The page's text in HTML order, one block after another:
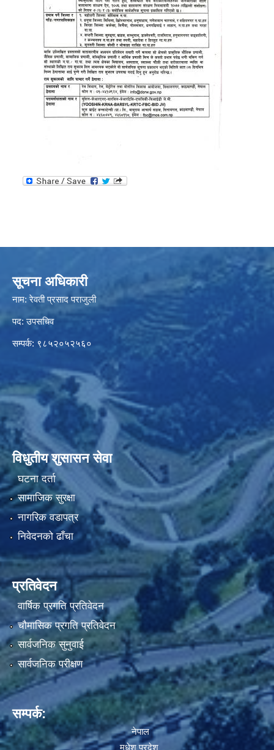
सूचना अधिकारी
नाम: रेवती प्रसाद पराजुली
पद: उपसचिव
सम्पर्क: ९८५२०५२५६०
विधुतीय शुसासन सेवा
घटना दर्ता
सामाजिक सुरक्षा
नागरिक वडापत्र
निवेदनको ढाँचा
प्रतिवेदन
वार्षिक प्रगति प्रतिवेदन
चौमासिक प्रगति प्रतिवेदन
सार्वजनिक सुनुवाई
सार्वजनिक परीक्षण
सम्पर्क:
नेपाल
मधेश प्रदेश